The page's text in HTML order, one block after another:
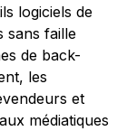
logiciels de
sans faille
de back-
les
et
médiatiques